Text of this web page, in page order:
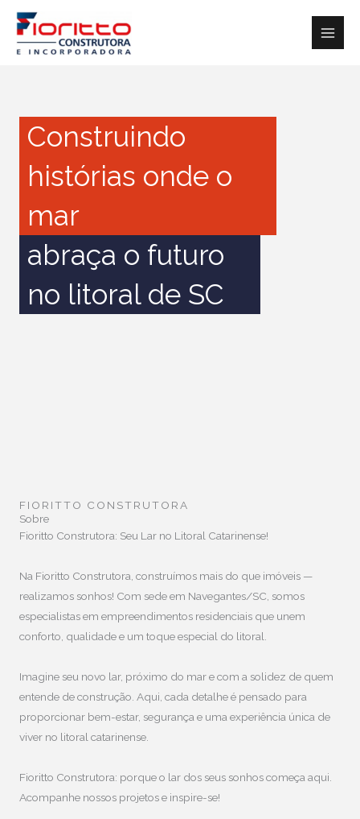
para
Construindo
histórias onde o
mar
abraça o futuro
no litoral de SC
FIORITTO CONSTRUTORA
Sobre
Fioritto Construtora: Seu Lar no Litoral Catarinense!
Na Fioritto Construtora, construímos mais do que imóveis —
realizamos sonhos! Com sede em Navegantes/SC, somos
especialistas em empreendimentos residenciais que unem
conforto, qualidade e um toque especial do litoral.
Imagine seu novo lar, próximo do mar e com a solidez de quem
entende de construção. Aqui, cada detalhe é pensado para
proporcionar bem-estar, segurança e uma experiência única de
viver no litoral catarinense.
Fioritto Construtora: porque o lar dos seus sonhos começa aqui.
Acompanhe nossos projetos e inspire-se!